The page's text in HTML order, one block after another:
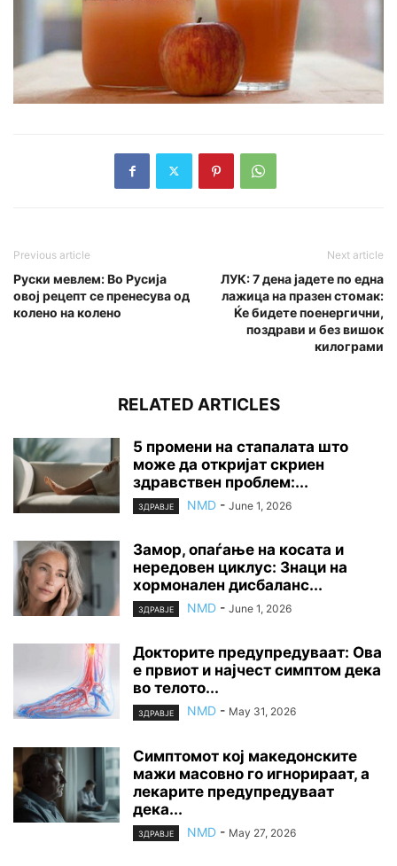
Previous article
Руски мевлем: Во Русија
овој рецепт се пренесува од
колено на колено
Next article
ЛУК: 7 дена јадете по една
лажица на празен стомак:
Ќе бидете поенергични,
поздрави и без вишок
килограми
RELATED ARTICLES
5 промени на стапалата што
може да откријат скриен
здравствен проблем:...
ЗДРАВЈЕ NMD - June 1, 2026
Замор, опаѓање на косата и
нередовен циклус: Знаци на
хормонален дисбаланс...
ЗДРАВЈЕ NMD - June 1, 2026
Докторите предупредуваат: Ова
е првиот и најчест симптом дека
во телото...
ЗДРАВЈЕ NMD - May 31, 2026
Симптомот кој македонските
мажи масовно го игнорираат, а
лекарите предупредуваат
дека...
ЗДРАВЈЕ NMD - May 27, 2026